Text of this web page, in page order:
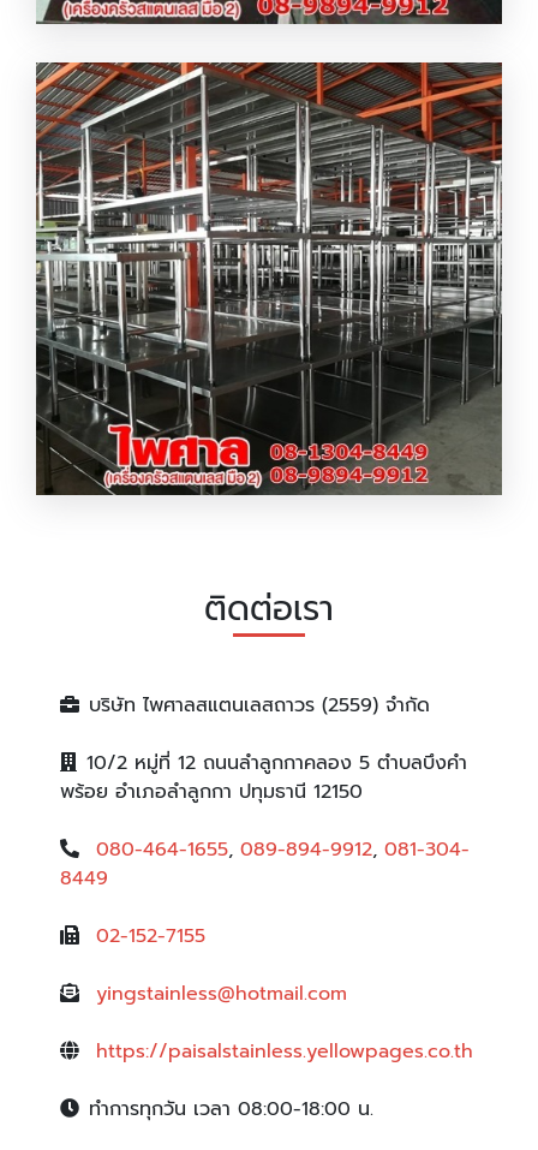
ออกแบบเครื่องครัวสแตนเลส
ผลิต จำหน่ายโต๊ะเตรียมอาหาร
ติดต่อเรา
บริษัท ไพศาลสแตนเลสถาวร (2559) จำกัด
10/2 หมู่ที่ 12 ถนนลำลูกกาคลอง 5 ตำบลบึงคำ
พร้อย อำเภอลำลูกกา ปทุมธานี 12150
080-464-1655, 089-894-9912, 081-304-
8449
02-152-7155
yingstainless@hotmail.com
https://paisalstainless.yellowpages.co.th
ทำการทุกวัน เวลา 08:00-18:00 น.